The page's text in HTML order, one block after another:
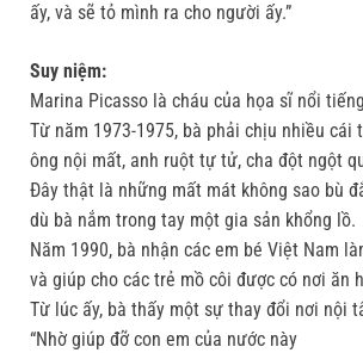
ấy, và sẽ tỏ mình ra cho người ấy.”
Suy niệm:
Marina Picasso là cháu của họa sĩ nổi
Từ năm 1973-1975, bà phải chịu nhiều cái
ông nội mất, anh ruột tự tử, cha đột ngột
Ðây thật là những mất mát không sao bù
dù bà nắm trong tay một gia sản khổng lồ.
Năm 1990, bà nhận các em bé Việt Nam
và giúp cho các trẻ mồ côi được có nơi ăn
Từ lúc ấy, bà thấy một sự thay đổi nơi nội
“Nhờ giúp đỡ con em của nước này